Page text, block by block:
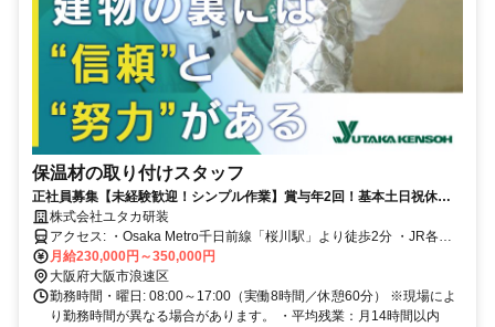
保温材の取り付けスタッフ
正社員募集【未経験歓迎！シンプル作業】賞与年2回！基本土日祝休＆
効率よく働いて残業少なめ♪ 有給消化率ほぼ100%でワークライフバラン
ス充実！
株式会社ユタカ研装
アクセス: ・Osaka Metro千日前線「桜川駅」より徒歩2分 ・JR各線
「難波駅」より徒歩7分 ・Osaka Metro各線「なんば駅」より徒歩8分
・阪神なんば線「桜川駅」より徒歩10分
月給230,000円～350,000円
大阪府大阪市浪速区
勤務時間・曜日: 08:00～17:00（実働8時間／休憩60分） ※現場によ
り勤務時間が異なる場合があります。 ・平均残業：月14時間以内